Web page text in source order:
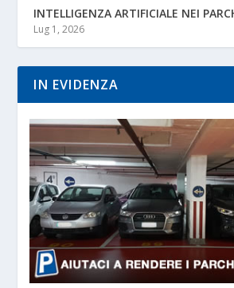
INTELLIGENZA ARTIFICIALE NEI
Lug 1, 2026
IN EVIDENZA